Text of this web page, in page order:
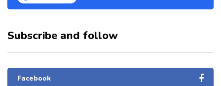
Subscribe and follow
Facebook